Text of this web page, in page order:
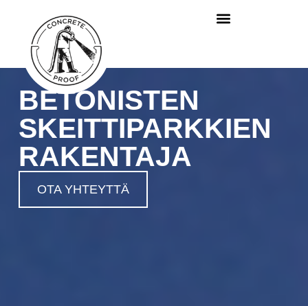
BETONISTEN
SKEITTIPARKKIEN
RAKENTAJA
OTA YHTEYTTÄ